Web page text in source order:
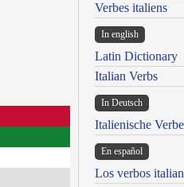
Verbes italiens
In english
Latin Dictionary
Italian Verbs
In Deutsch
Italienische
En español
Los verbos